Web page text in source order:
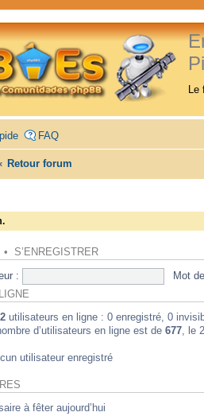
Le
FAQ
Retour forum
• S’ENREGISTRER
: Mot
2 utilisateurs en ligne : 0 enregistré, 0
d’utilisateurs en ligne est de 677 , le
utilisateur enregistré
à fêter aujourd’hui